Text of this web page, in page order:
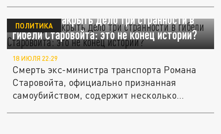
Не дадут закрыть дело три странности в
гибели Старовойта: это не конец истории?
ПОЛИТИКА
18 ИЮЛЯ 22:29
Смерть экс-министра транспорта Романа
Старовойта, официально признанная
самоубийством, содержит несколько...